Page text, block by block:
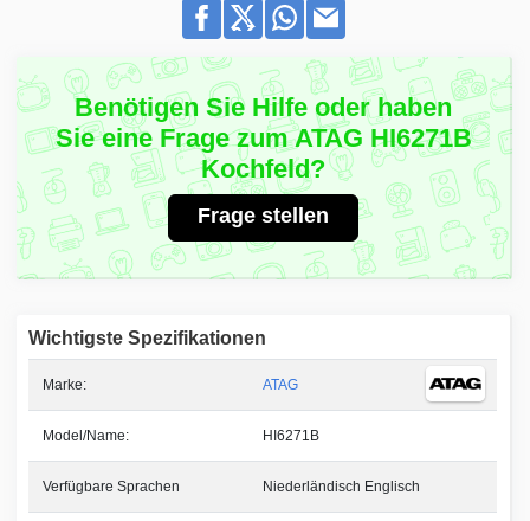
Benötigen Sie Hilfe oder haben
Sie eine Frage zum ATAG HI6271B
Kochfeld?
Frage stellen
Wichtigste Spezifikationen
Marke: ATAG
Model/Name: HI6271B
Verfügbare Sprachen Niederländisch Englisch